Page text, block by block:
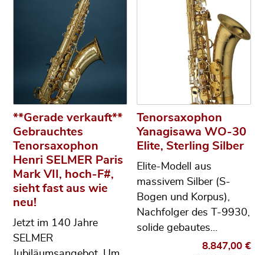
**Gerade verkauft**
Gebrauchtes
Tenorsaxophon
Henri SELMER Paris
Mark VII, hoch-F#,
sieht fast aus wie
neu!
Jetzt im 140 Jahre
SELMER
Tenorsaxophon
Yanagisawa WO-30
Elite, Sterling Silber
Elite-Modell aus
massivem Silber (S-
Bogen und Korpus),
Nachfolger des T-9930,
solide gebautes…
8.847,00 €